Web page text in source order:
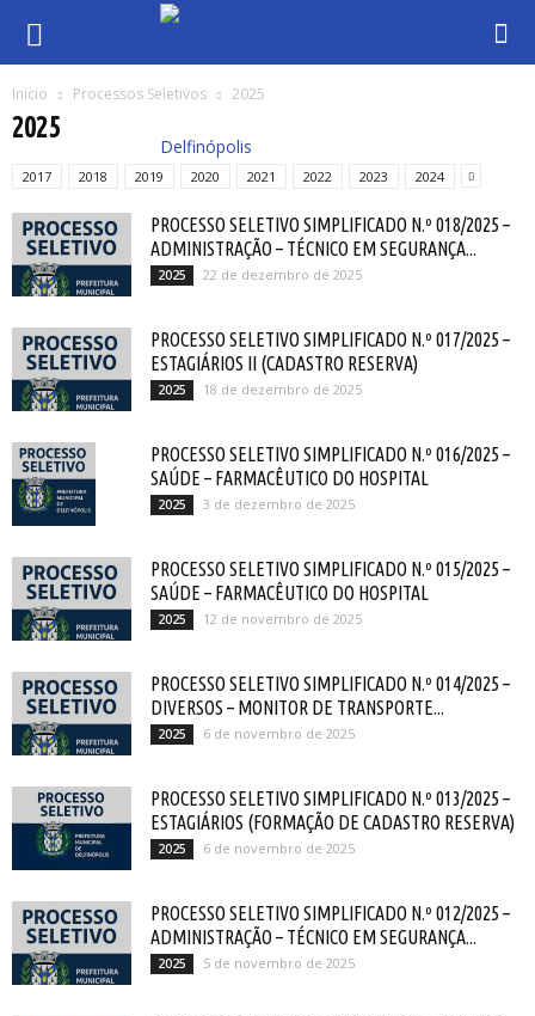
Inicio Processos Seletivos 2025
2025
2017 2018 2019 2020 2021 2022 2023 2024
PROCESSO SELETIVO SIMPLIFICADO N.º 018/2025 –
ADMINISTRAÇÃO – TÉCNICO EM SEGURANÇA...
2025 22 de dezembro de 2025
PROCESSO SELETIVO SIMPLIFICADO N.º 017/2025 –
ESTAGIÁRIOS II (CADASTRO RESERVA)
2025 18 de dezembro de 2025
PROCESSO SELETIVO SIMPLIFICADO N.º 016/2025 –
SAÚDE – FARMACÊUTICO DO HOSPITAL
2025 3 de dezembro de 2025
PROCESSO SELETIVO SIMPLIFICADO N.º 015/2025 –
SAÚDE – FARMACÊUTICO DO HOSPITAL
2025 12 de novembro de 2025
PROCESSO SELETIVO SIMPLIFICADO N.º 014/2025 –
DIVERSOS – MONITOR DE TRANSPORTE...
2025 6 de novembro de 2025
PROCESSO SELETIVO SIMPLIFICADO N.º 013/2025 –
ESTAGIÁRIOS (FORMAÇÃO DE CADASTRO RESERVA)
2025 6 de novembro de 2025
PROCESSO SELETIVO SIMPLIFICADO N.º 012/2025 –
ADMINISTRAÇÃO – TÉCNICO EM SEGURANÇA...
2025 5 de novembro de 2025